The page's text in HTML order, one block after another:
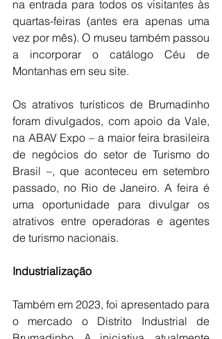
na entrada para todos os visitantes às
quartas-feiras (antes era apenas uma
vez por mês). O museu também passou
a incorporar o catálogo Céu de
Montanhas em seu site.
Os atrativos turísticos de Brumadinho
foram divulgados, com apoio da Vale,
na ABAV Expo – a maior feira brasileira
de negócios do setor de Turismo do
Brasil –, que aconteceu em setembro
passado, no Rio de Janeiro. A feira é
uma oportunidade para divulgar os
atrativos entre operadoras e agentes
de turismo nacionais.
Industrialização
Também em 2023, foi apresentado para
o mercado o Distrito Industrial de